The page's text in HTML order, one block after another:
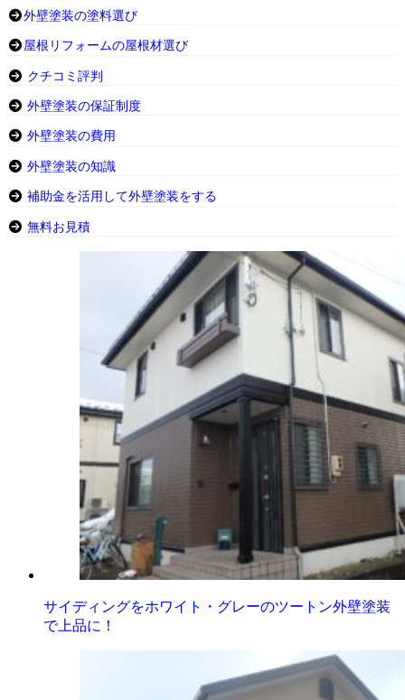
外壁塗装の塗料選び
屋根リフォームの屋根材選び
クチコミ評判
外壁塗装の保証制度
外壁塗装の費用
外壁塗装の知識
補助金を活用して外壁塗装をする
無料お見積
サイディングをホワイト・グレーのツートン外壁塗装
で上品に！